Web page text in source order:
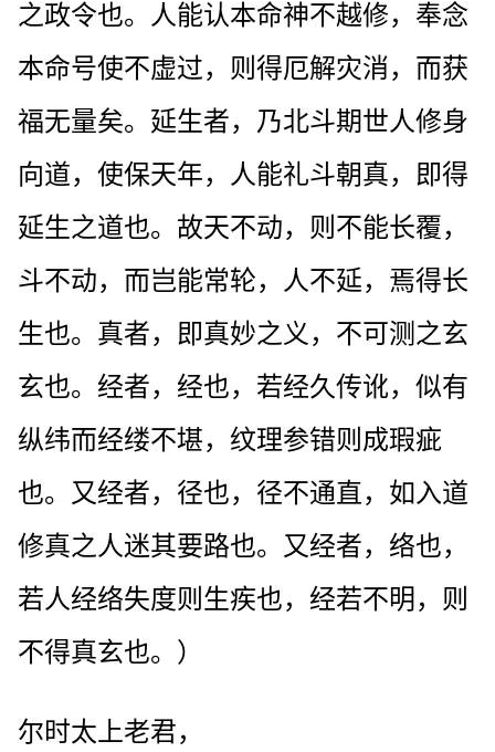
之政令也。人能认本命神不越修，奉念
本命号使不虚过，则得厄解灾消，而获
福无量矣。延生者，乃北斗期世人修身
向道，使保天年，人能礼斗朝真，即得
延生之道也。故天不动，则不能长覆，
斗不动，而岂能常轮，人不延，焉得长
生也。真者，即真妙之义，不可测之玄
玄也。经者，经也，若经久传讹，似有
纵纬而经缕不堪，纹理参错则成瑕疵
也。又经者，径也，径不通直，如入道
修真之人迷其要路也。又经者，络也，
若人经络失度则生疾也，经若不明，则
不得真玄也。）
尔时太上老君，